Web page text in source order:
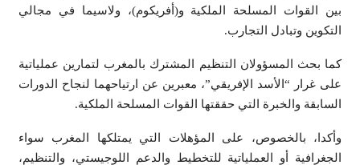
بين القوات المسلحة الملكية و(أفريكوم)، ولاسيما في مجالي
التكوين وتبادل التجارب.
كما بحث المسؤولان التنظيم المشترك بالمغرب لتمارين عملياتية
على غرار “الأسد الإفريقي”، معبرين عن ارتياحهما لنجاح الدورات
السابقة والخبرة التي حققتها القوات المسلحة الملكية.
وأكدا، بالخصوص، على المؤهلات التي يمتلكها المغرب سواء
الجغرافية أو العملياتية للتخطيط والدعم اللوجيستي، والتنظيم،